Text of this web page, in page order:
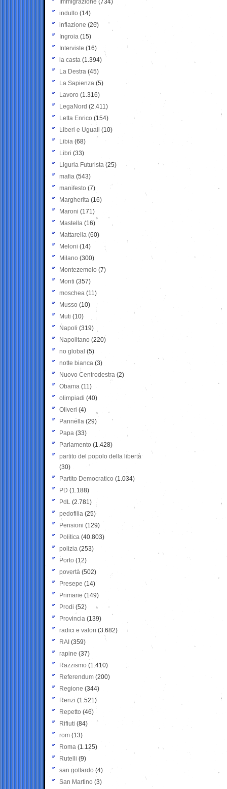
Immigrazione (734)
indulto (14)
inflazione (26)
Ingroia (15)
Interviste (16)
la casta (1.394)
La Destra (45)
La Sapienza (5)
Lavoro (1.316)
LegaNord (2.411)
Letta Enrico (154)
Liberi e Uguali (10)
Libia (68)
Libri (33)
Liguria Futurista (25)
mafia (543)
manifesto (7)
Margherita (16)
Maroni (171)
Mastella (16)
Mattarella (60)
Meloni (14)
Milano (300)
Montezemolo (7)
Monti (357)
moschea (11)
Musso (10)
Muti (10)
Napoli (319)
Napolitano (220)
no global (5)
notte bianca (3)
Nuovo Centrodestra (2)
Obama (11)
olimpiadi (40)
Oliveri (4)
Pannella (29)
Papa (33)
Parlamento (1.428)
partito del popolo della libertà
(30)
Partito Democratico (1.034)
PD (1.188)
PdL (2.781)
pedofilia (25)
Pensioni (129)
Politica (40.803)
polizia (253)
Porto (12)
povertà (502)
Presepe (14)
Primarie (149)
Prodi (52)
Provincia (139)
radici e valori (3.682)
RAI (359)
rapine (37)
Razzismo (1.410)
Referendum (200)
Regione (344)
Renzi (1.521)
Repetto (46)
Rifiuti (84)
rom (13)
Roma (1.125)
Rutelli (9)
san gottardo (4)
San Martino (3)